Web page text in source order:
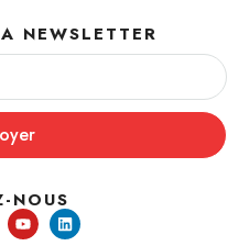
NEWSLETTER
NOUS